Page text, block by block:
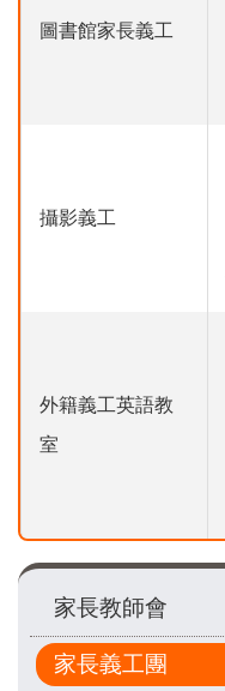
圖書館家長義工
攝影義工
外籍義工英語教
室
Main
navigation
家長教師會
家長義工團